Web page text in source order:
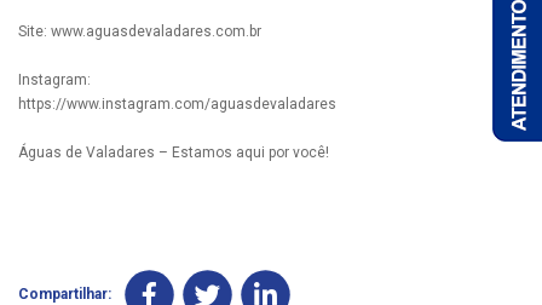
Site: www.aguasdevaladares.com.br
Instagram:
https://www.instagram.com/aguasdevaladares
Águas de Valadares – Estamos aqui por você!
Compartilhar: